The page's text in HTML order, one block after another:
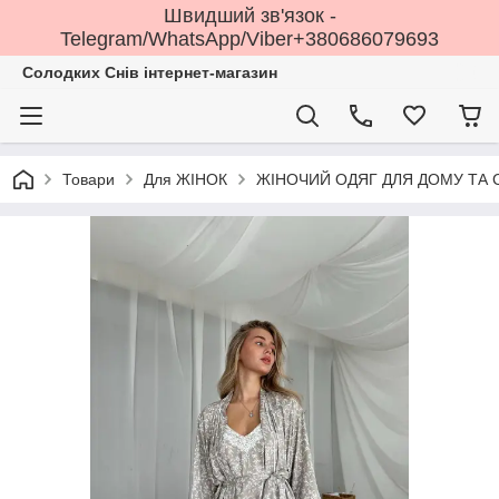
Швидший зв'язок -
Telegram/WhatsApp/Viber+380686079693
Солодких Снів інтернет-магазин
Товари Для ЖІНОК ЖІНОЧИЙ ОДЯГ ДЛЯ ДОМУ ТА